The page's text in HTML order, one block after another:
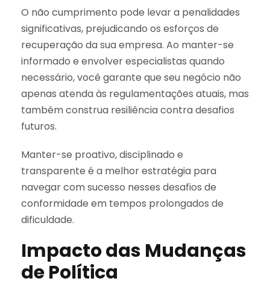
O não cumprimento pode levar a penalidades
significativas, prejudicando os esforços de
recuperação da sua empresa. Ao manter-se
informado e envolver especialistas quando
necessário, você garante que seu negócio não
apenas atenda às regulamentações atuais, mas
também construa resiliência contra desafios
futuros.
Manter-se proativo, disciplinado e
transparente é a melhor estratégia para
navegar com sucesso nesses desafios de
conformidade em tempos prolongados de
dificuldade.
Impacto das Mudanças
de Política